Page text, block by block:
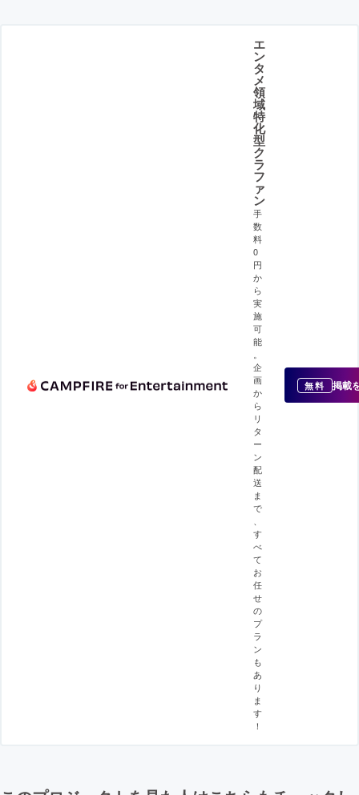
エ
ン
タ
メ
領
域
特
化
型
ク
ラ
フ
ァ
ン
手
数
料
0
円
か
ら
実
施
可
能
。
企
画
か
ら
リ
タ
ー
ン
配
送
ま
で
、
す
べ
て
お
任
せ
の
プ
ラ
ン
も
あ
り
ま
す
！
無料 掲載